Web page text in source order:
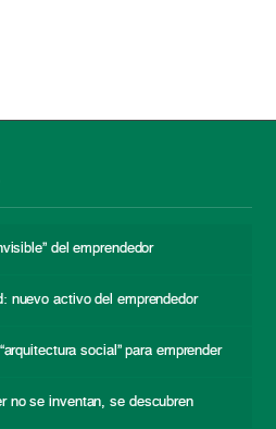
del emprendedor
nuevo activo del emprendedor
social” para emprender
no se inventan, se descubren